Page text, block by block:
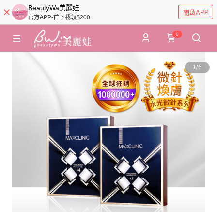
BeautyWa美麗娃
官方APP-首下載領$200
開啟APP
0
1/6